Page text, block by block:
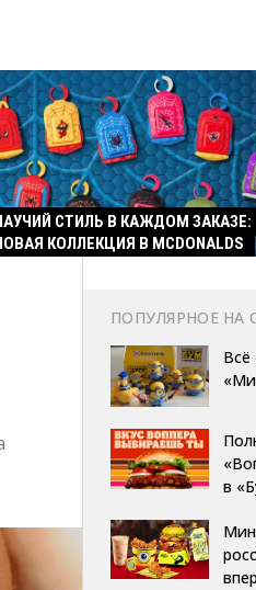
СТИЛЬ В КАЖДОМ ЗАКАЗЕ:
КОЛЛЕКЦИЯ В MCDONALDS
ПОПУЛЯРНОЕ НА
Всё
в